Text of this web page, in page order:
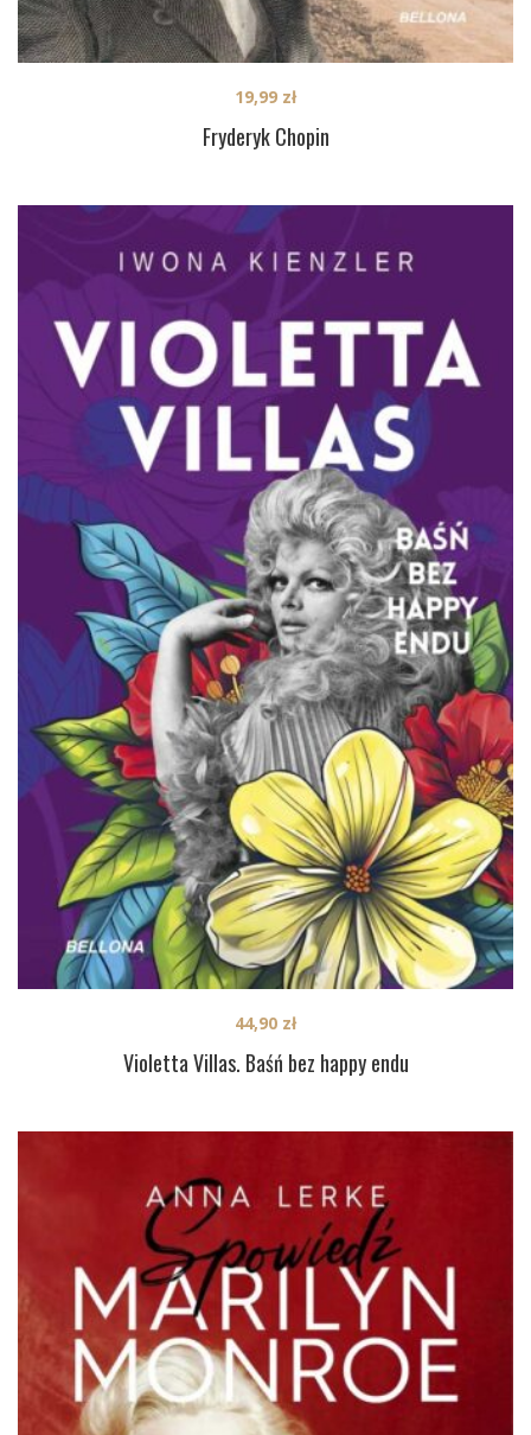
Fryderyk Chopin
19,99 zł
Violetta Villas. Baśń bez happy endu
44,90 zł